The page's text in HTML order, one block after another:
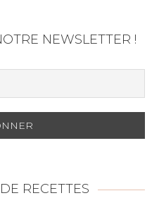
NEWSLETTER !
RECETTES